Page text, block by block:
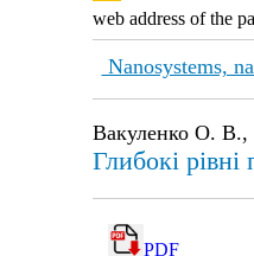
web address of the
Nanosystems,
Вакуленко О. В.,
Глибокі
PDF